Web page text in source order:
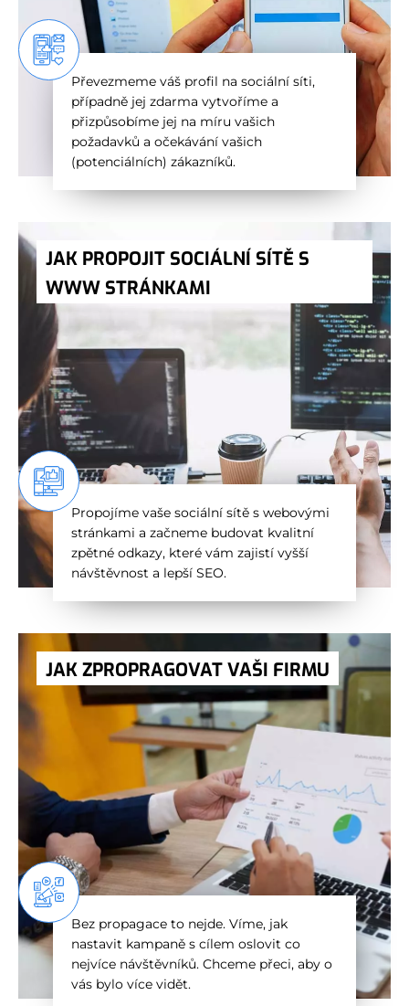
Převezmeme váš profil na sociální síti,
případně jej zdarma vytvoříme a
přizpůsobíme jej na míru vašich
požadavků a očekávání vašich
(potenciálních) zákazníků.
JAK PROPOJIT SOCIÁLNÍ SÍTĚ S
WWW STRÁNKAMI
Propojíme vaše sociální sítě s webovými
stránkami a začneme budovat kvalitní
zpětné odkazy, které vám zajistí vyšší
návštěvnost a lepší SEO.
JAK ZPROPRAGOVAT VAŠI FIRMU
Bez propagace to nejde. Víme, jak
nastavit kampaně s cílem oslovit co
nejvíce návštěvníků. Chceme přeci, aby o
vás bylo více vidět.